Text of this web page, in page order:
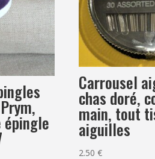
Carrousel
chas doré,
main, tout
aiguilles
2.50€